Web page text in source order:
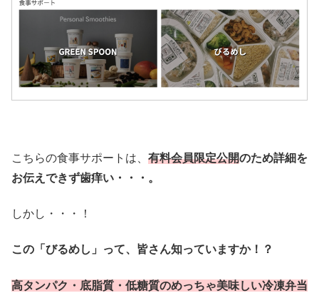
こちらの食事サポートは、 有料会員限定公開のため詳細を
お伝えできず歯痒い・・・。
しかし・・・！
この「びるめし」って、皆さん知っていますか！？
高タンパク・底脂質・低糖質のめっちゃ美味しい冷凍弁当